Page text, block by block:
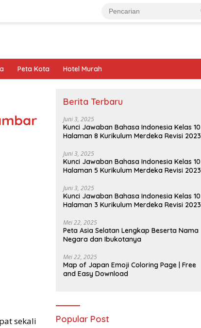
Peta Kota Hotel Murah
sekali
Berita Terbaru
Juni 3, 2025
Kunci Jawaban Bahasa Indonesia Kelas 10
Halaman 8 Kurikulum Merdeka Revisi 2023
Juni 3, 2025
Kunci Jawaban Bahasa Indonesia Kelas 10
Halaman 5 Kurikulum Merdeka Revisi 2023
Juni 3, 2025
Kunci Jawaban Bahasa Indonesia Kelas 10
Halaman 3 Kurikulum Merdeka Revisi 2023
Mei 22, 2025
Peta Asia Selatan Lengkap Beserta Nama
Negara dan Ibukotanya
Mei 22, 2025
Map of Japan Emoji Coloring Page | Free
and Easy Download
Popular Post